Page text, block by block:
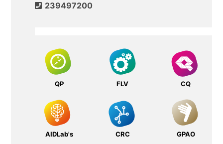
239497200
QP FLV CQ
AIDLab's CRC GPAO